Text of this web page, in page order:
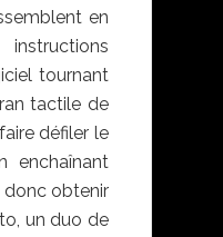
en
tournant
tactile de
défiler le
enchaînant
donc obtenir
un duo de